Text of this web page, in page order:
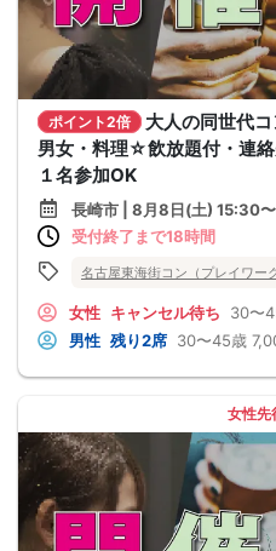
ポイント2倍
大人の同世代
男女・料理☆飲放題付・連絡
１名参加OK
長崎市 | 8月8日(土) 15:30〜
受付終了まで18時間
名古屋東海街コン（プレイワー
女性 キャンセル待ち 30〜
男性 残り2席 30〜45歳
女性先